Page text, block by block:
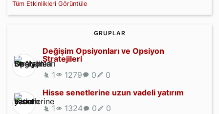
Tüm Etkinlikleri Görüntüle
GRUPLAR
Değişim Opsiyonları ve Opsiyon
Stratejileri
1
1279 0
0
Hisse senetlerine uzun vadeli yatırım
1
1324 0
0